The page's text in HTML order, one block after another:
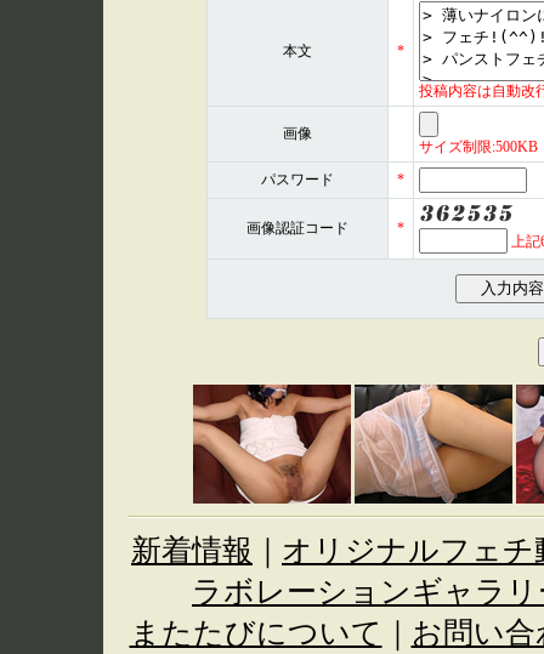
本文 *
投稿内容は自動改
画像
サイズ制限
パスワード *
画像認証コード
*
上
新着情報
オリジナルフェチ
ラボレーションギャラリ
またたびについて
お問い合